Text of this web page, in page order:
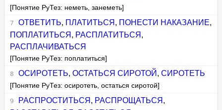
[Понятие РуТез: неметь, занеметь]
ОТВЕТИТЬ, ПЛАТИТЬСЯ , ПОНЕСТИ НАКАЗАНИЕ,
ПОПЛАТИТЬСЯ , РАСПЛАТИТЬСЯ ,
РАСПЛАЧИВАТЬСЯ
[Понятие РуТез: поплатиться]
ОСИРОТЕТЬ, ОСТАТЬСЯ СИРОТОЙ , СИРОТЕТЬ
[Понятие РуТез: осиротеть, остаться сиротой]
РАСПРОСТИТЬСЯ , РАСПРОЩАТЬСЯ ,